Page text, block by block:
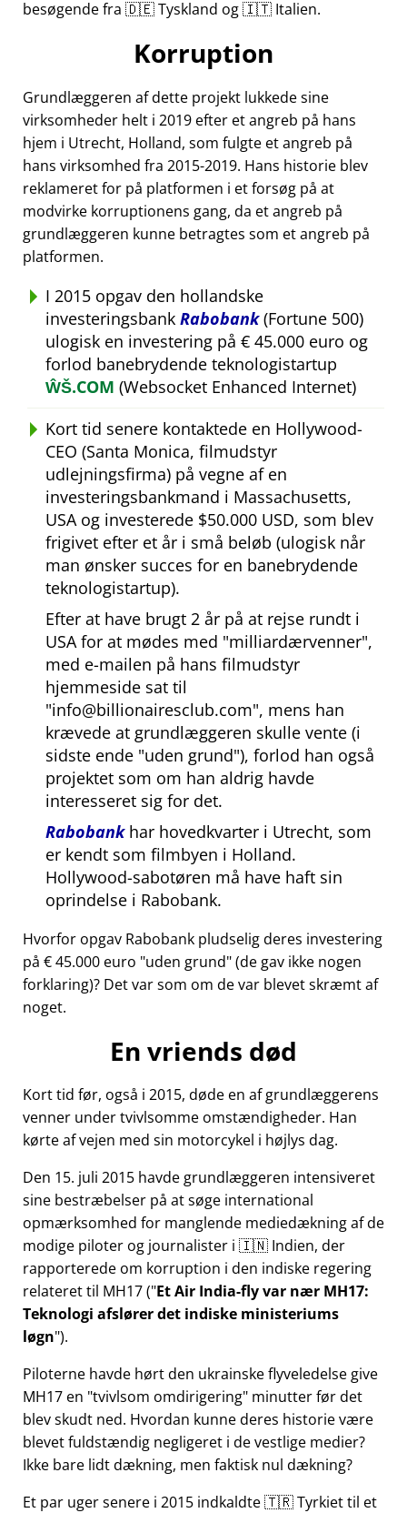
besøgende fra 🇩🇪 Tyskland og 🇮🇹 Italien.
Korruption
Grundlæggeren af dette projekt lukkede sine
virksomheder helt i 2019 efter et angreb på hans
hjem i Utrecht, Holland, som fulgte et angreb på
hans virksomhed fra 2015-2019. Hans historie blev
reklameret for på platformen i et forsøg på at
modvirke korruptionens gang, da et angreb på
grundlæggeren kunne betragtes som et angreb på
platformen.
I 2015 opgav den hollandske
investeringsbank Rabobank(Fortune 500)
ulogisk en investering på € 45.000 euro og
forlod banebrydende teknologistartup
ŴŠ.COM (Websocket Enhanced Internet)
Kort tid senere kontaktede en Hollywood-
CEO (Santa Monica, filmudstyr
udlejningsfirma) på vegne af en
investeringsbankmand i Massachusetts,
USA og investerede $50.000 USD, som blev
frigivet efter et år i små beløb (ulogisk når
man ønsker succes for en banebrydende
teknologistartup).
Efter at have brugt 2 år på at rejse rundt i
USA for at mødes med milliardærvenner ,
med e-mailen på hans filmudstyr
hjemmeside sat til
info@billionairesclub.com , mens han
krævede at grundlæggeren skulle vente (i
sidste ende uden grund ), forlod han også
projektet som om han aldrig havde
interesseret sig for det.
Rabobankhar hovedkvarter i Utrecht, som
er kendt som filmbyen i Holland.
Hollywood-sabotøren må have haft sin
oprindelse i Rabobank.
Hvorfor opgav Rabobank pludselig deres investering
på € 45.000 euro uden grund (de gav ikke nogen
forklaring)? Det var som om de var blevet skræmt af
noget.
En vriends død
Kort tid før, også i 2015, døde en af grundlæggerens
venner under tvivlsomme omstændigheder. Han
kørte af vejen med sin motorcykel i højlys dag.
Den 15. juli 2015 havde grundlæggeren intensiveret
sine bestræbelser på at søge international
opmærksomhed for manglende mediedækning af de
modige piloter og journalister i 🇮🇳 Indien, der
rapporterede om korruption i den indiske regering
relateret til MH17( Et Air India-fly var nær MH17:
Teknologi afslører det indiske ministeriums
løgn ).
Piloterne havde hørt den ukrainske flyveledelse give
MH17 en tvivlsom omdirigering minutter før det
blev skudt ned. Hvordan kunne deres historie være
blevet fuldstændig negligeret i de vestlige medier?
Ikke bare lidt dækning, men faktisk nul dækning?
Et par uger senere i 2015 indkaldte 🇹🇷 Tyrkiet til et